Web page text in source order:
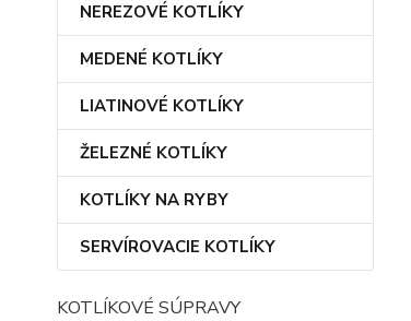
NEREZOVÉ KOTLÍKY
MEDENÉ KOTLÍKY
LIATINOVÉ KOTLÍKY
ŽELEZNÉ KOTLÍKY
KOTLÍKY NA RYBY
SERVÍROVACIE KOTLÍKY
KOTLÍKOVÉ SÚPRAVY